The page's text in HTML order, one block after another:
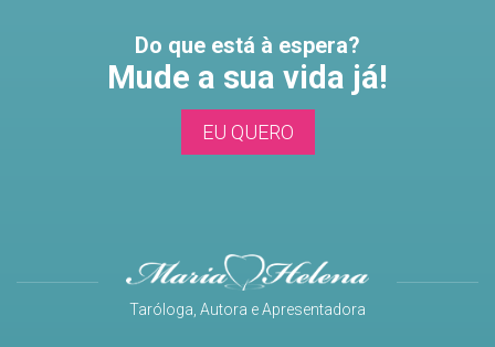
Do que está à espera?
Mude a sua vida já!
EU QUERO
Taróloga, Autora e Apresentadora